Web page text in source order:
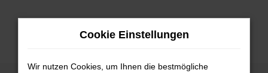
Zum
Cookie Einstellungen
Wir nutzen Cookies, um Ihnen die bestmögliche